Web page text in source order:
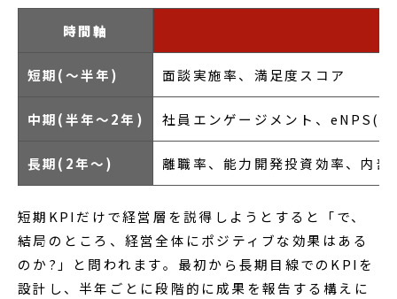
時間軸
短期(〜半年) 面談実施率、満足度スコア
中期(半年〜2年) 社員エンゲージメント、eNPS(
長期(2年〜) 離職率、能力開発投資効率、内部
短期KPIだけで経営層を説得しようとすると「で、
結局のところ、経営全体にポジティブな効果はある
のか?」と問われます。最初から長期目線でのKPIを
設計し、半年ごとに段階的に成果を報告する構えに